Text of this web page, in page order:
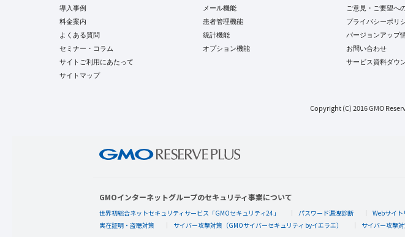
導入事例
料金案内
よくある質問
セミナー・コラム
サイトご利用にあたって
サイトマップ
メール機能
患者管理機能
統計機能
オプション機能
ご意見・ご要望へ
プライバシーポリ
バージョンアップ
お問い合わせ
サービス資料ダウ
Copyright (C) 2016 GMO
GMOインターネットグループのセキュリティ事業について
世界初総合ネットセキュリティサービス「GMOセキュリティ24」 パスワード漏洩診断 Webサイ
実在証明・盗聴対策
サイバー攻撃対策（GMOサイバーセキュリティ byイエラエ） サイバー攻撃